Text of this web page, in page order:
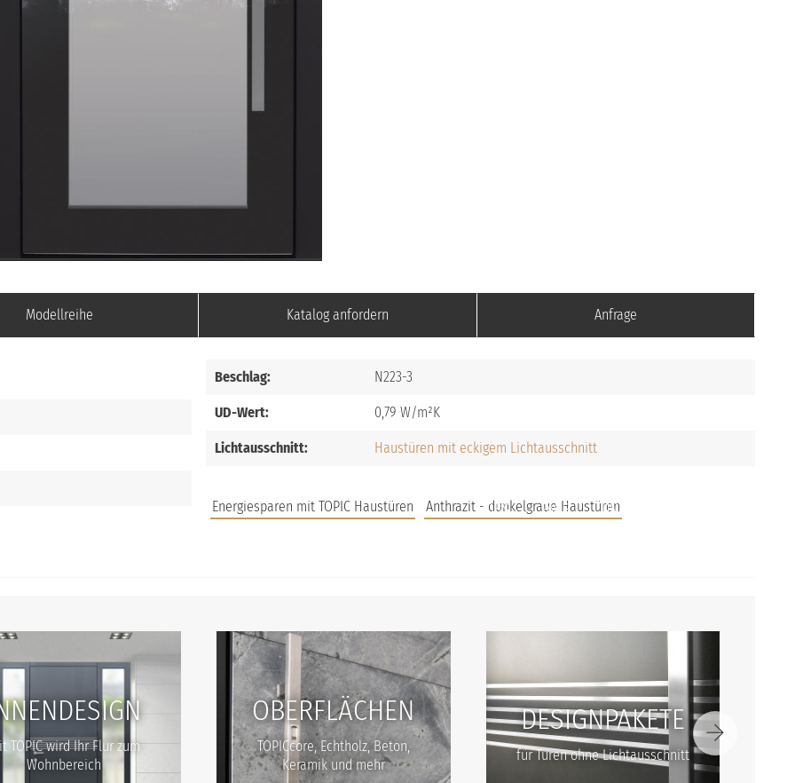
Modellreihe Katalog anfordern Anfrage
Beschlag: N223-3
UD-Wert: 0,79
Lichtausschnitt: Haustüren mit eckigem Lichtausschnitt
Energiesparen mit TOPIC Haustüren Anthrazit - dunkelgraue Haustüren
JOBS FAQS UNTERNEHMEN
TOPIC wird Ihr Flur zum
Wohnbereich
OBERFLÄCHEN
TOPICcore, Echtholz, Beton,
Keramik und mehr
DESIGNPAKETE
für Türen ohne Lichtausschnitt